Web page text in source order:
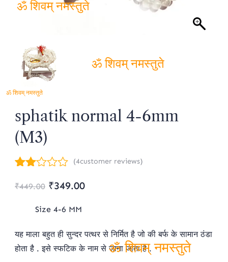
sphatik normal 4-6mm
(M3)
2.00
customer
ratings
(4customer reviews)
₹449.00 Original
₹449.00.
₹349.00Current
₹349.00.
Size 4-6 MM
यह माला बहुत ही सुन्दर पत्थर से निर्मित है जो की बर्फ के सामान ठंडा
होता है . इसे स्फटिक के नाम से जाना जाता है .
ॐ शिवम् नमस्तुते ॐ शिवम् नमस्तुते